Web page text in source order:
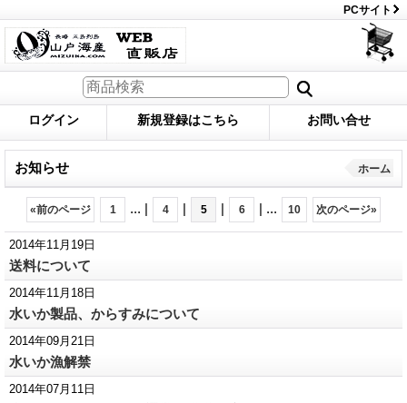
PCサイト
ログイン 新規登録はこちら お問い合せ
お知らせ ホーム
«前のページ 1 ... | 4 | 5 | 6 | ... 10 次のページ»
2014年11月19日
送料について
2014年11月18日
水いか製品、からすみについて
2014年09月21日
水いか漁解禁
2014年07月11日